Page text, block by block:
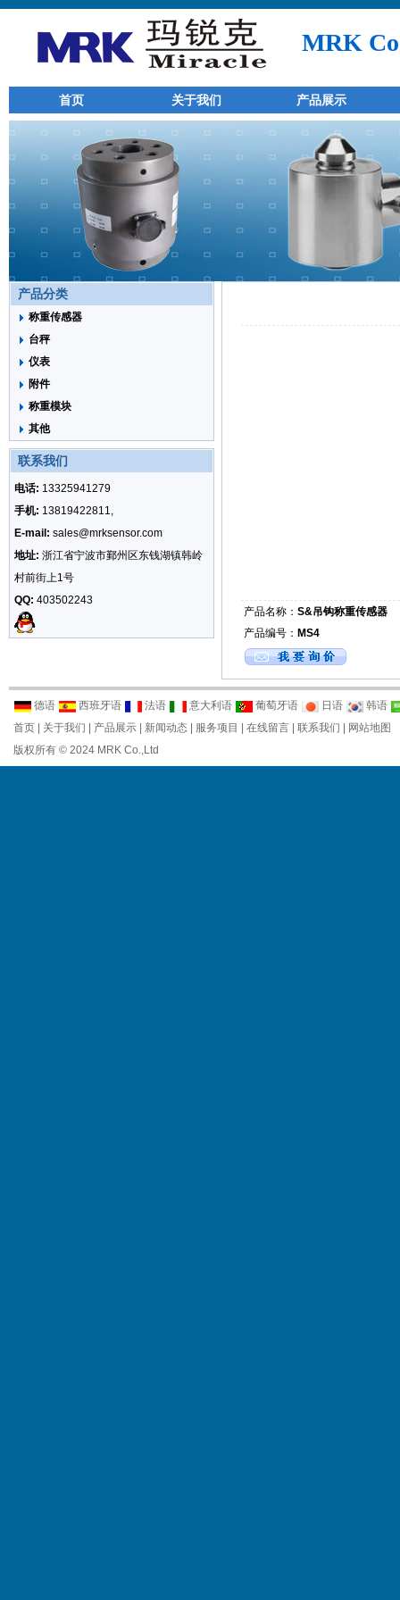
MRK
首页 关于我们 产品展示
产品分类
称重传感器
台秤
仪表
附件
称重模块
其他
联系我们
电话: 13325941279
手机: 13819422811,
E-mail: sales@mrksensor.com
地址: 浙江省宁波市鄞州区东钱湖镇韩岭
村前街上1号
QQ: 403502243
产品名称： S&吊钩称重传感器
产品编号： MS4
德语 西班牙语 法语 意大利语 葡萄牙语 日语
韩语
首页
关于我们 产品展示 新闻动态 服务项目 在线留言 联系我们
网站地图
版权所有 © 2024 MRK Co.,Ltd